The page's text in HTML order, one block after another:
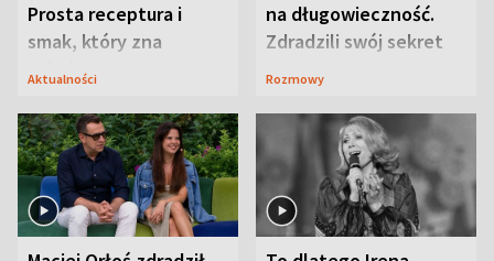
Prosta receptura i
smak, który zna
Lubelszczyzna
Aktualności
na długowieczność.
Zdradzili swój sekret
Rozmowy